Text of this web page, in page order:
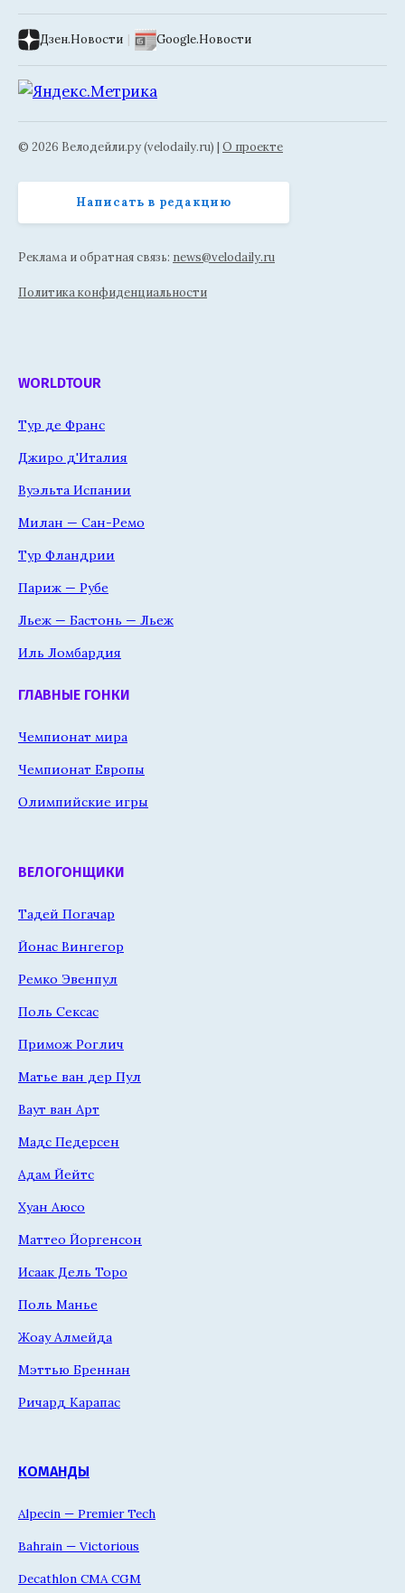
Дзен.Новости | Google.Новости
© 2026 Велодейли.ру (velodaily.ru) | О проекте
Написать в редакцию
Реклама и обратная связь: news@velodaily.ru
Политика конфиденциальности
WORLDTOUR
Тур де Франс
Джиро д'Италия
Вуэльта Испании
Милан — Сан-Ремо
Тур Фландрии
Париж — Рубе
Льеж — Бастонь — Льеж
Иль Ломбардия
ГЛАВНЫЕ ГОНКИ
Чемпионат мира
Чемпионат Европы
Олимпийские игры
ВЕЛОГОНЩИКИ
Тадей Погачар
Йонас Вингегор
Ремко Эвенпул
Поль Сексас
Примож Роглич
Матье ван дер Пул
Ваут ван Арт
Мадс Педерсен
Адам Йейтс
Хуан Аюсо
Маттео Йоргенсон
Исаак Дель Торо
Поль Манье
Жоау Алмейда
Мэттью Бреннан
Ричард Карапас
КОМАНДЫ
Alpecin — Premier Tech
Bahrain — Victorious
Decathlon CMA CGM